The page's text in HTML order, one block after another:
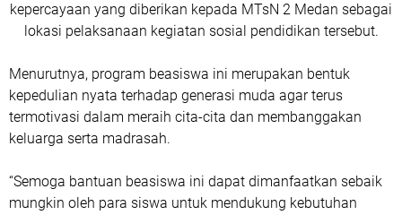
kepercayaan yang diberikan kepada MTsN 2 Medan sebagai
lokasi pelaksanaan kegiatan sosial pendidikan tersebut.
Menurutnya, program beasiswa ini merupakan bentuk
kepedulian nyata terhadap generasi muda agar terus
termotivasi dalam meraih cita-cita dan membanggakan
keluarga serta madrasah.
“Semoga bantuan beasiswa ini dapat dimanfaatkan sebaik
mungkin oleh para siswa untuk mendukung kebutuhan